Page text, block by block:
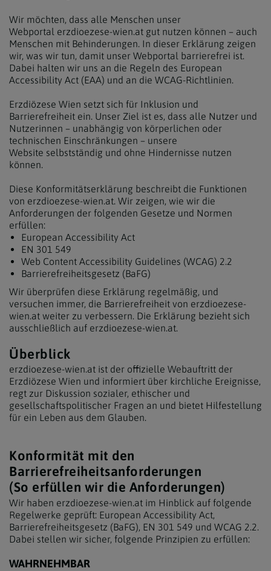
Wir möchten, dass alle Menschen unser
Webportal erzdioezese-wien.at gut nutzen können – auch
Menschen mit Behinderungen. In dieser Erklärung zeigen
wir, was wir tun, damit unser Webportal barrierefrei ist.
Dabei halten wir uns an die Regeln des European
Accessibility Act (EAA) und an die WCAG-Richtlinien.
Erzdiözese Wien setzt sich für Inklusion und
Barrierefreiheit ein. Unser Ziel ist es, dass alle Nutzer und
Nutzerinnen – unabhängig von körperlichen oder
technischen Einschränkungen – unsere
Website selbstständig und ohne Hindernisse nutzen
können.
Diese Konformitätserklärung beschreibt die Funktionen
von erzdioezese-wien.at. Wir zeigen, wie wir die
Anforderungen der folgenden Gesetze und Normen
erfüllen:
European Accessibility Act
EN 301 549
Web Content Accessibility Guidelines (WCAG) 2.2
Barrierefreiheitsgesetz (BaFG)
Wir überprüfen diese Erklärung regelmäßig, und
versuchen immer, die Barrierefreiheit von erzdioezese-
wien.at weiter zu verbessern. Die Erklärung bezieht sich
ausschließlich auf erzdioezese-wien.at.
Überblick
erzdioezese-wien.at ist der offizielle Webauftritt der
Erzdiözese Wien und informiert über kirchliche Ereignisse,
regt zur Diskussion sozialer, ethischer und
gesellschaftspolitischer Fragen an und bietet Hilfestellung
für ein Leben aus dem Glauben.
Konformität mit den
Barrierefreiheitsanforderungen
(So erfüllen wir die Anforderungen)
Wir haben erzdioezese-wien.at im Hinblick auf folgende
Regelwerke geprüft: European Accessibility Act,
Barrierefreiheitsgesetz (BaFG), EN 301 549 und WCAG 2.2.
Dabei stellen wir sicher, folgende Prinzipien zu erfüllen:
WAHRNEHMBAR